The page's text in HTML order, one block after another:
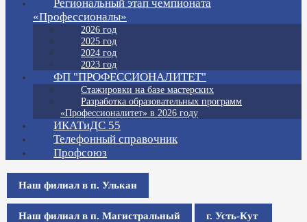
Региональный этап чемпионата
«Профессионалы»
2026 год
2025 год
2024 год
2023 год
ФП "ПРОФЕССИОНАЛИТЕТ"
Стажировки на базе мастерских
Разработка образовательных программ
«Профессионалитет» в 2026 году
ИКАТиДС 55
Телефонный справочник
Профсоюз
Наш филиал в п. Улькан
Наш филиал в п. Магистральный г. Усть-Кут